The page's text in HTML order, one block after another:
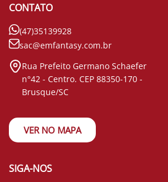
CONTATO
(47)35139928
sac@emfantasy.com.br
Rua Prefeito Germano Schaefer
n°42 - Centro. CEP 88350-170 -
Brusque/SC
VER NO MAPA
SIGA-NOS